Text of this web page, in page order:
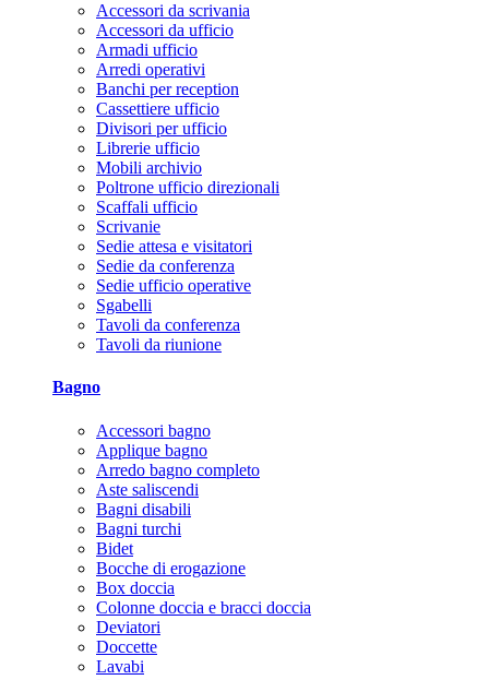
Accessori da scrivania
Accessori da ufficio
Armadi ufficio
Arredi operativi
Banchi per reception
Cassettiere ufficio
Divisori per ufficio
Librerie ufficio
Mobili archivio
Poltrone ufficio direzionali
Scaffali ufficio
Scrivanie
Sedie attesa e visitatori
Sedie da conferenza
Sedie ufficio operative
Sgabelli
Tavoli da conferenza
Tavoli da riunione
Bagno
Accessori bagno
Applique bagno
Arredo bagno completo
Aste saliscendi
Bagni disabili
Bagni turchi
Bidet
Bocche di erogazione
Box doccia
Colonne doccia e bracci doccia
Deviatori
Doccette
Lavabi